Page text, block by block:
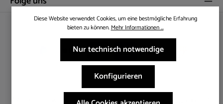
Bestellung widerrufen
* Alle Preise inkl. gesetzl. Mehrwertsteuer zzgl.Versandkosten
Diese Website verwendet Cookies, um eine bestmögliche Erfahrung
bieten zu können.Mehr Informationen ...
Nur technisch notwendige
Konfigurieren